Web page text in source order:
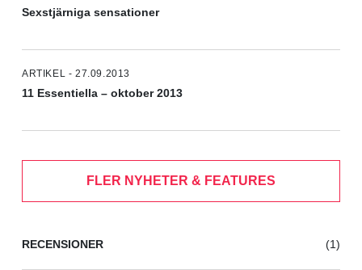
Sexstjärniga sensationer
ARTIKEL - 27.09.2013
11 Essentiella – oktober 2013
FLER NYHETER & FEATURES
RECENSIONER (1)